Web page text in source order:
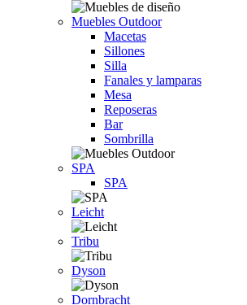
Muebles Outdoor
Macetas
Sillones
Silla
Fanales y lamparas
Mesa
Reposeras
Bar
Sombrilla
SPA
SPA
Leicht
Tribu
Dyson
Dornbracht